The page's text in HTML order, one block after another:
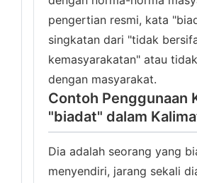
pengertian resmi, kata
singkatan dari "tidak
kemasyarakatan" atau
dengan masyarakat.
Contoh Penggunaan
"biadat" dalam
Dia adalah seorang yang
menyendiri, jarang sekali